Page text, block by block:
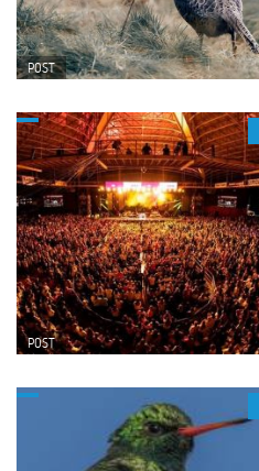
POST
POST